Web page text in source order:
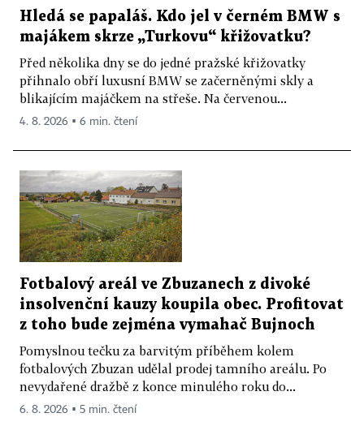
Hledá se papaláš. Kdo jel v černém BMW s
majákem skrze „Turkovu“ křižovatku?
Před několika dny se do jedné pražské křižovatky
přihnalo obří luxusní BMW se začerněnými skly a
blikajícím majáčkem na střeše. Na červenou...
4. 8. 2026 ▪ 6 min. čtení
Fotbalový areál ve Zbuzanech z divoké
insolvenční kauzy koupila obec. Profitovat
z toho bude zejména vymahač Bujnoch
Pomyslnou tečku za barvitým příběhem kolem
fotbalových Zbuzan udělal prodej tamního areálu. Po
nevydařené dražbě z konce minulého roku do...
6. 8. 2026 ▪ 5 min. čtení